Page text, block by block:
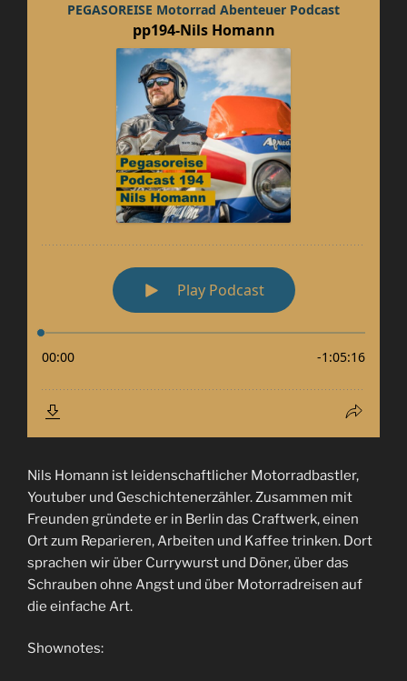
Nils Homann ist leidenschaftlicher Motorradbastler,
Youtuber und Geschichtenerzähler. Zusammen mit
Freunden gründete er in Berlin das Craftwerk, einen
Ort zum Reparieren, Arbeiten und Kaffee trinken. Dort
sprachen wir über Currywurst und Döner, über das
Schrauben ohne Angst und über Motorradreisen auf
die einfache Art.
Shownotes: